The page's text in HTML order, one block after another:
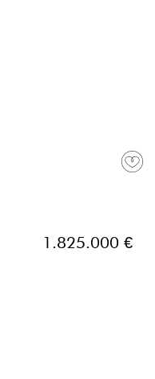
1.825.000 €